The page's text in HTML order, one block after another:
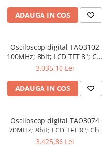
ADAUGA IN COS
Osciloscop digital TAO3102
100MHz; 8bit; LCD TFT 8"; Ch:
2; 1Gsps; 40Mpts pentru a
3.035,10 Lei
ADAUGA IN COS
Osciloscop digital TAO3074
70MHz; 8bit; LCD TFT 8"; Ch:
4; 1Gsps; 40Mpts compatibil
3.425,86 Lei